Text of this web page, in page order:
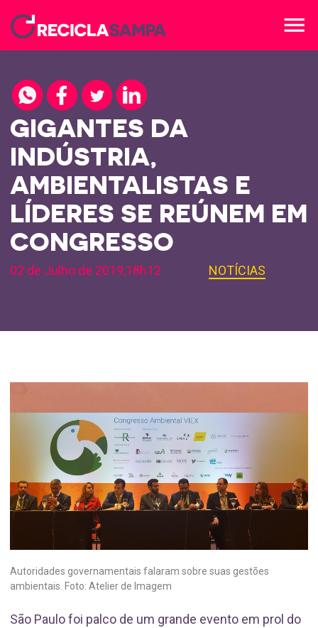
menu
GIGANTES DA
INDÚSTRIA,
AMBIENTALISTAS E
LÍDERES SE REÚNEM EM
CONGRESSO
02 de Julho de 2019,18h12 NOTÍCIAS
Autoridades governamentais falaram sobre suas gestões
ambientais. Foto: Atelier de Imagem
São Paulo foi palco de um grande evento em prol do